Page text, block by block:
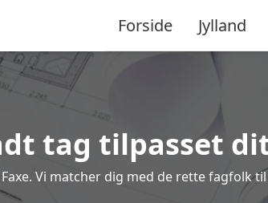
Forside Jylland
tag tilpasset
Vi matcher dig med de rette fagfolk